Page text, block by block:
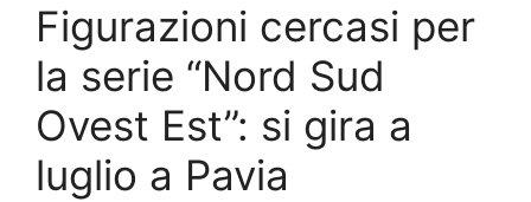
Figurazioni cercasi per
la serie “Nord Sud
Ovest Est”: si gira a
luglio a Pavia